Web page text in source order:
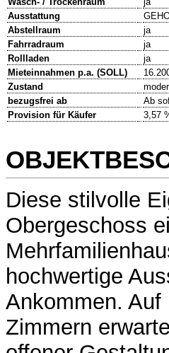
Ausstattung
Abstellraum
ja
Fahrradraum
ja
Rollladen
ja
Mieteinnahmen p.a. (SOLL)
Zustand
bezugsfrei ab
Ab
Provision für Käufer
3,57
Diese stilvolle
Obergeschoss
hochwertige
Ankommen.
Zimmern